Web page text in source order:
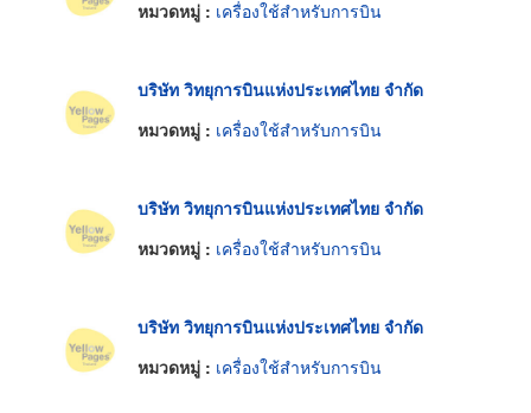
หมวดหมู่ : เครื่องใช้สำหรับการบิน
บริษัท วิทยุการบินแห่งประเทศไทย จำกัด
หมวดหมู่ : เครื่องใช้สำหรับการบิน
บริษัท วิทยุการบินแห่งประเทศไทย จำกัด
หมวดหมู่ : เครื่องใช้สำหรับการบิน
บริษัท วิทยุการบินแห่งประเทศไทย จำกัด
หมวดหมู่ : เครื่องใช้สำหรับการบิน